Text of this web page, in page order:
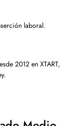
laboral.
2012 en XTART,